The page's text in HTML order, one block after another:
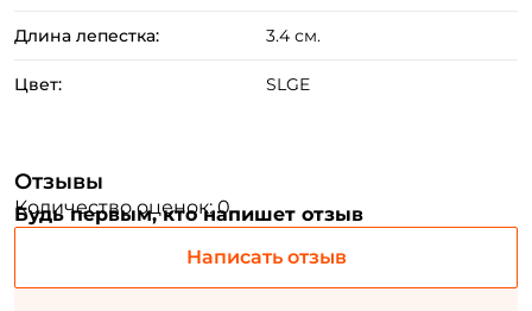
Длина лепестка: 3.4 см.
Цвет: SLGE
Отзывы
Количество оценок: 0
Будь первым, кто напишет отзыв
Написать отзыв
Номер телефона: *